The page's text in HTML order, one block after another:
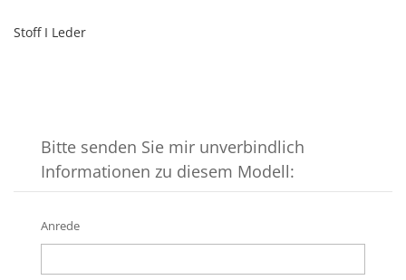
Stoff I Leder
Bitte senden Sie mir unverbindlich
Informationen zu diesem Modell:
Anrede